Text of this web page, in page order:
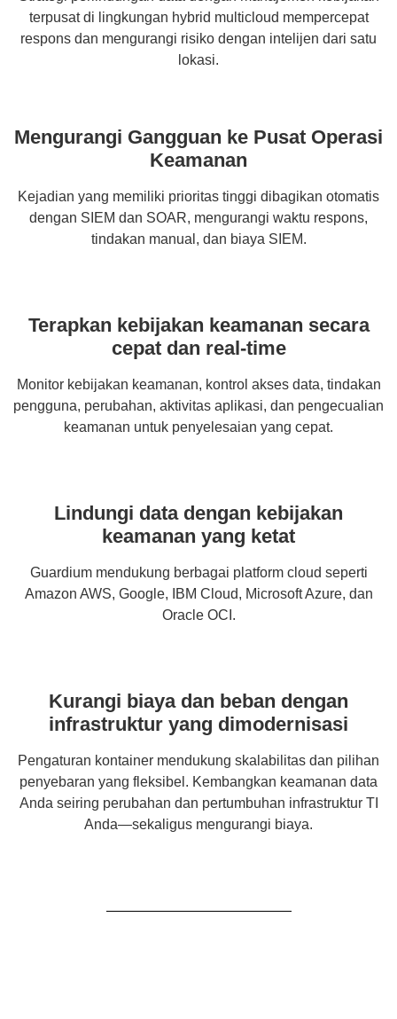
terpusat di lingkungan hybrid multicloud mempercepat
respons dan mengurangi risiko dengan intelijen dari satu
lokasi.
Mengurangi Gangguan ke Pusat Operasi
Keamanan
Kejadian yang memiliki prioritas tinggi dibagikan otomatis
dengan SIEM dan SOAR, mengurangi waktu respons,
tindakan manual, dan biaya SIEM.
Terapkan kebijakan keamanan secara
cepat dan real-time
Monitor kebijakan keamanan, kontrol akses data, tindakan
pengguna, perubahan, aktivitas aplikasi, dan pengecualian
keamanan untuk penyelesaian yang cepat.
Lindungi data dengan kebijakan
keamanan yang ketat
Guardium mendukung berbagai platform cloud seperti
Amazon AWS, Google, IBM Cloud, Microsoft Azure, dan
Oracle OCI.
Kurangi biaya dan beban dengan
infrastruktur yang dimodernisasi
Pengaturan kontainer mendukung skalabilitas dan pilihan
penyebaran yang fleksibel. Kembangkan keamanan data
Anda seiring perubahan dan pertumbuhan infrastruktur TI
Anda—sekaligus mengurangi biaya.